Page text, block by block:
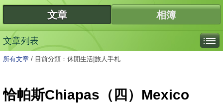
文章 相簿
文章列表
所有文章 / 目前分類：休閒生活|旅人手札
恰帕斯Chiapas（四）Mexico